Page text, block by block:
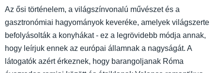
Az ősi történelem, a világszínvonalú művészet és a
gasztronómiai hagyományok keveréke, amelyek világszerte
befolyásolták a konyhákat - ez a legrövidebb módja annak,
hogy leírjuk ennek az európai államnak a nagyságát. A
látogatók azért érkeznek, hogy barangoljanak Róma